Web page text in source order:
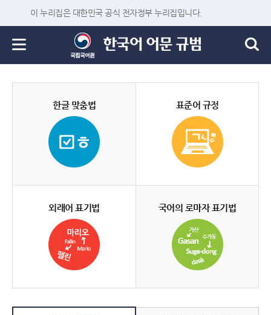
이 누리집은 대한민국 공식 전자정부 누리집입니다.
한글 맞춤법 표준어 규정
외래어 표기법 국어의 로마자 표기법